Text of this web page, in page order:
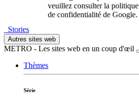
veuillez consulter la politique
de confidentialité de Google.
Stories
Autres sites web
METRO - Les sites web en un coup d'œil
Thèmes
Série